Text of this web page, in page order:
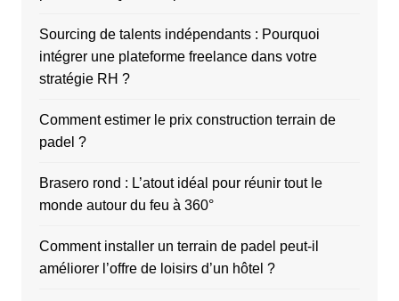
Sourcing de talents indépendants : Pourquoi
intégrer une plateforme freelance dans votre
stratégie RH ?
Comment estimer le prix construction terrain de
padel ?
Brasero rond : L’atout idéal pour réunir tout le
monde autour du feu à 360°
Comment installer un terrain de padel peut-il
améliorer l’offre de loisirs d’un hôtel ?